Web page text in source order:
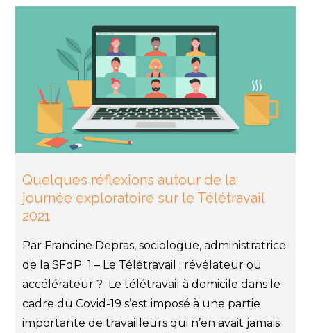
Quelques réflexions autour de la
journée exploratoire sur le Télétravail
2021
Par Francine Depras, sociologue, administratrice
de la SFdP 1 – Le Télétravail : révélateur ou
accélérateur ? Le télétravail à domicile dans le
cadre du Covid-19 s’est imposé à une partie
importante de travailleurs qui n’en avait jamais